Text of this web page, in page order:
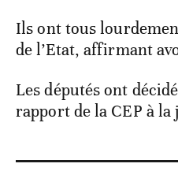
Ils ont tous
de l’Etat, affirmant
Les députés ont
rapport de la CEP à la